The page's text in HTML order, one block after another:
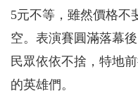
5元不等，雖然價格不
空。表演賽圓滿落幕
民眾依依不捨，特地
的英雄們。